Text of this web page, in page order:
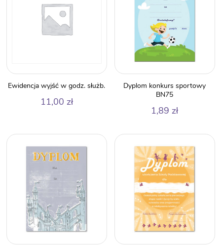
Ewidencja wyjść w godz. służb.
11,00 zł
Dyplom konkurs sportowy
BN75
1,89 zł